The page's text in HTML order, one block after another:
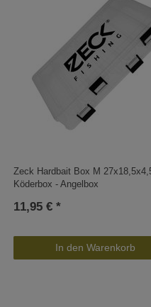
Zeck Hardbait Box M
Köderbox - Angelbox
11,95 € *
In den Warenkorb